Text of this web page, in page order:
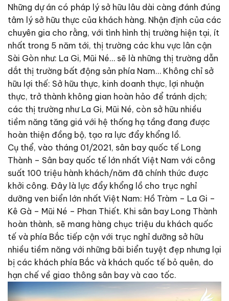
Những dự án có pháp lý sở hữu lâu dài càng đánh đúng
tâm lý sở hữu thực của khách hàng. Nhận định của các
chuyên gia cho rằng, với tình hình thị trường hiện tại, ít
nhất trong 5 năm tới, thị trường các khu vực lân cận
Sài Gòn như: La Gi, Mũi Né… sẽ là những thị trường dẫn
dắt thị trường bất động sản phía Nam… Không chỉ sở
hữu lợi thế: Sở hữu thực, kinh doanh thực, lợi nhuận
thực, trở thành không gian hoàn hảo để tránh dịch;
các thị trường như La Gi, Mũi Né, còn sở hữu nhiều
tiềm năng tăng giá với hệ thống hạ tầng đang được
hoàn thiện đồng bộ, tạo ra lực đẩy khổng lồ.
Cụ thể, vào tháng 01/2021, sân bay quốc tế Long
Thành – Sân bay quốc tế lớn nhất Việt Nam với công
suất 100 triệu hành khách/năm đã chính thức được
khởi công. Đây là lực đẩy khổng lồ cho trục nghỉ
dưỡng ven biển lớn nhất Việt Nam: Hồ Tràm – La Gi –
Kê Gà – Mũi Né – Phan Thiết. Khi sân bay Long Thành
hoàn thành, sẽ mang hàng chục triệu du khách quốc
tế và phía Bắc tiếp cận với trục nghỉ dưỡng sở hữu
nhiều tiềm năng với những bãi biển tuyệt đẹp nhưng lại
bị các khách phía Bắc và khách quốc tế bỏ quên, do
hạn chế về giao thông sân bay và cao tốc.